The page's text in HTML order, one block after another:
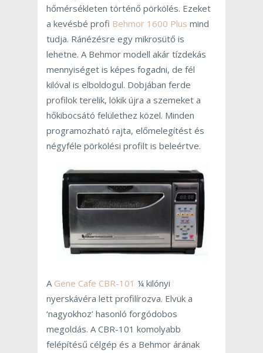
hőmérsékleten történő pörkölés. Ezeket
a kevésbé profi Behmor 1600 Plus mind
tudja. Ránézésre egy mikrosütő is
lehetne. A Behmor modell akár tízdekás
mennyiséget is képes fogadni, de fél
kilóval is elboldogul. Dobjában ferde
profilok terelik, lökik újra a szemeket a
hőkibocsátó felülethez közel. Minden
programozható rajta, előmelegítést és
négyféle pörkölési profilt is beleértve.
A Gene Cafe CBR-101 ¼ kilónyi
nyerskávéra lett profilírozva. Elvük a
‘nagyokhoz’ hasonló forgódobos
megoldás. A CBR-101 komolyabb
felépítésű célgép és a Behmor árának